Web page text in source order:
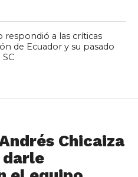
respondió a las críticas
de Ecuador y su pasado
Chicaiza
darle